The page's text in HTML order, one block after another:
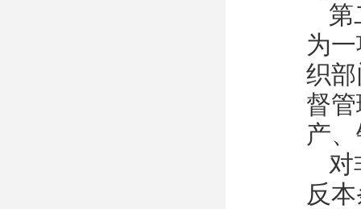
第
为
织
督
产
对
反